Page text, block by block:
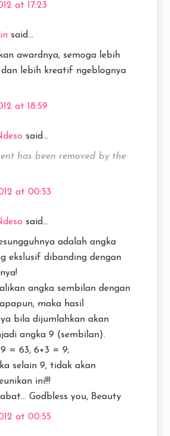
at 17:23
said...
awardnya, semoga lebih
lebih kreatif ngeblognya
at 18:59
said...
has been removed by the
at 00:53
said...
adalah angka
ekslusif dibanding dengan
angka sembilan dengan
maka hasil
bila dijumlahkan akan
angka 9 (sembilan).
= 63, 6+3 = 9;
selain 9, tidak akan
ini!!!
Godbless you, Beauty
at 00:55